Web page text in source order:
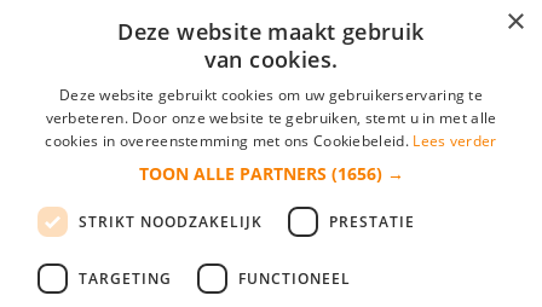
E-mail*
login gegevens onthouden
login
×
Deze website maakt gebruik
van cookies.
Deze website gebruikt cookies om uw gebruikerservaring te
verbeteren. Door onze website te gebruiken, stemt u in met alle
cookies in overeenstemming met ons Cookiebeleid. Lees verder
TOON ALLE PARTNERS (1656) →
STRIKT NOODZAKELIJK PRESTATIE
TARGETING FUNCTIONEEL